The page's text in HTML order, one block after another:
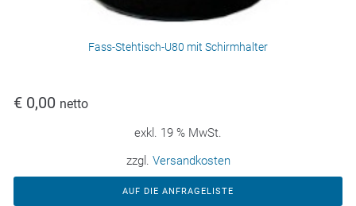
Fass-Stehtisch-U80 mit Schirmhalter
€ 0,00 netto
exkl. 19 % MwSt.
zzgl. Versandkosten
AUF DIE ANFRAGELISTE